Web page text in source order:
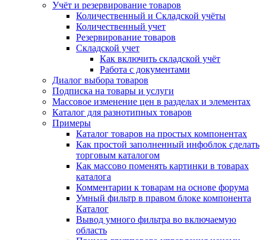
Учёт и резервирование товаров
Количественный и Складской учёты
Количественный учет
Резервирование товаров
Складской учет
Как включить складской учёт
Работа с документами
Диалог выбора товаров
Подписка на товары и услуги
Массовое изменение цен в разделах и элементах
Каталог для разнотипных товаров
Примеры
Каталог товаров на простых компонентах
Как простой заполненный инфоблок сделать
торговым каталогом
Как массово поменять картинки в товарах
каталога
Комментарии к товарам на основе форума
Умный фильтр в правом блоке компонента
Каталог
Вывод умного фильтра во включаемую
область